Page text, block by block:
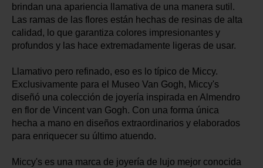
brindan una apariencia llamativa de una manera sutil.
Las ramas de las flores están hechas de resinas de alta
calidad, lo que garantiza colores impresionantes y
profundos y las hace extremadamente ligeras de usar.
Llamativo pero refinado, eso es lo típico de Miccy.
Exclusivamente para el Museo Van Gogh, Miccy's
diseñó una colección de joyería inspirada en Almendro
en flor de Vincent van Gogh. Con una forma única
hecha a mano en diseños extraordinarios y elaborados
para enriquecer su último atuendo.
Miccy's es una marca de joyería de lujo mejor conocida